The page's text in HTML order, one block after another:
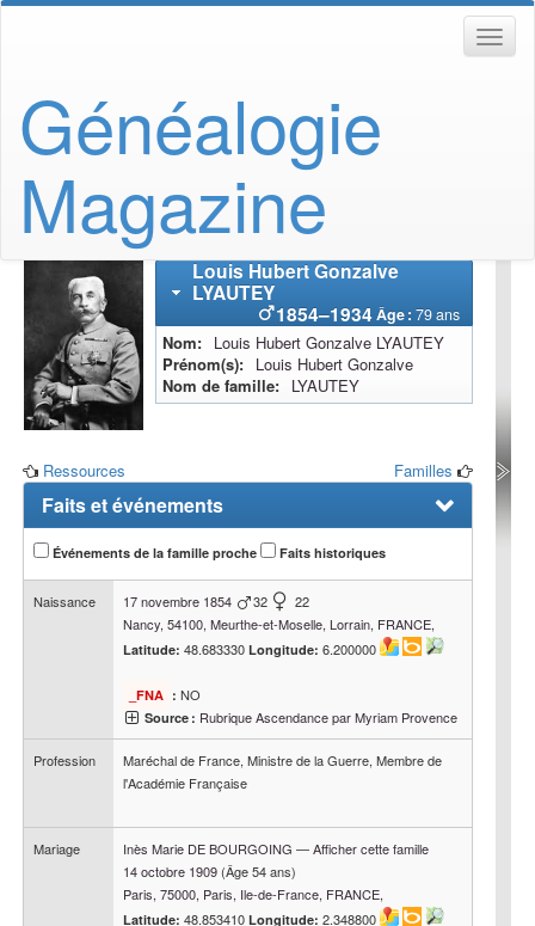
Généalogie
Magazine
Louis Hubert Gonzalve
LYAUTEY
1854–1934Âge : 79 ans
Nom Louis Hubert Gonzalve LYAUTEY
Prénom(s)
Louis Hubert Gonzalve
Nom de famille
LYAUTEY
Ressources Familles
Faits et événements
Événements de la famille proche Faits historiques
Naissance 17 novembre 1854 32
22
Nancy, 54100, Meurthe-et-Moselle, Lorrain, FRANCE,
Latitude:48.683330Longitude:6.200000
_FNA : NO
Source : Rubrique Ascendance par Myriam Provence
Profession
Maréchal de France, Ministre de la Guerre, Membre de
l'Académie Française
Mariage Inès Marie DE BOURGOING —Afficher cette famille
14 octobre 1909 (Âge 54 ans)
Paris, 75000, Paris, Ile-de-France, FRANCE,
Latitude:48.853410Longitude:2.348800